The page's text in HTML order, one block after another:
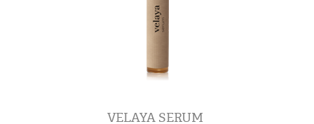
VELAYA SERUM